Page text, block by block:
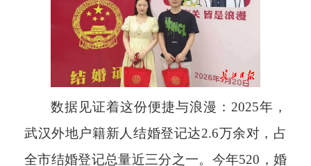
数据见证着这份便捷与浪漫：2025年，
武汉外地户籍新人结婚登记达2.6万余对，占
全市结婚登记总量近三分之一。今年520，婚